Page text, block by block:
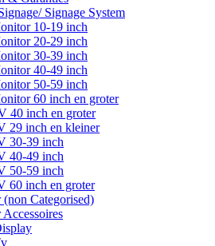
Signage System
10-19 inch
20-29 inch
30-39 inch
40-49 inch
50-59 inch
60 inch en groter
40 inch en groter
29 inch en kleiner
30-39 inch
40-49 inch
50-59 inch
60 inch en groter
Categorised)